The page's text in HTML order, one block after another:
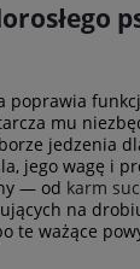
poprawia
mu
jedzenia
jego wagę i
— od karm
na
te ważące